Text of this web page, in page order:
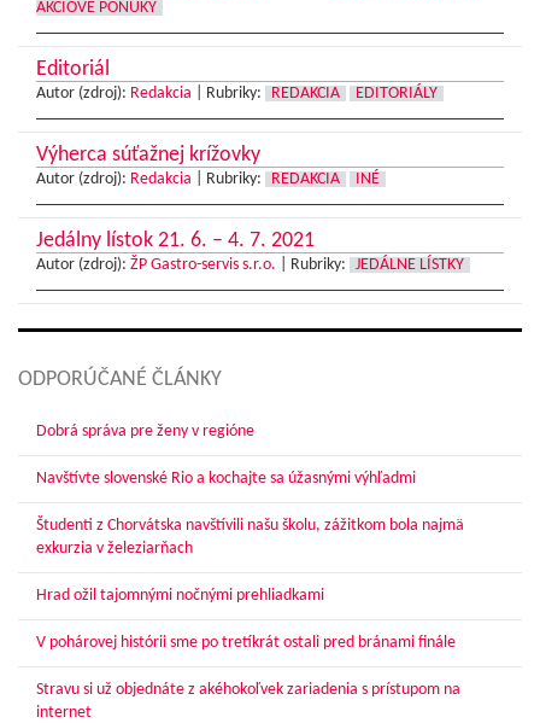
AKCIOVÉ PONUKY
Editoriál
Autor (zdroj): Redakcia Rubriky: REDAKCIA EDITORIÁLY
Výherca súťažnej krížovky
Autor (zdroj): Redakcia Rubriky: REDAKCIA INÉ
Jedálny lístok 21. 6. – 4. 7. 2021
Autor (zdroj): ŽP Gastro-servis s.r.o. Rubriky: JEDÁLNE LÍSTKY
ODPORÚČANÉ ČLÁNKY
Dobrá správa pre ženy v regióne
Navštívte slovenské Rio a kochajte sa úžasnými výhľadmi
Študenti z Chorvátska navštívili našu školu, zážitkom bola najmä
exkurzia v železiarňach
Hrad ožil tajomnými nočnými prehliadkami
V pohárovej histórii sme po tretíkrát ostali pred bránami finále
Stravu si už objednáte z akéhokoľvek zariadenia s prístupom na
internet